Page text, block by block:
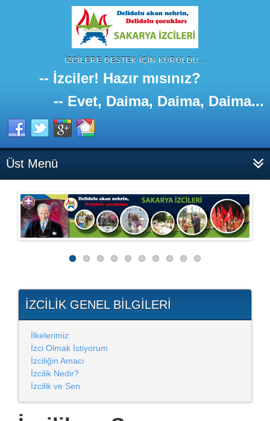
İZCILERE DESTEK IÇIN KURULDU...
-- İzciler! Hazır mısınız?
-- Evet, Daima, Daima, Daima...
Üst Menü
İZCILIK GENEL BILGILERI
İlkelerimiz
İzci Olmak İstiyorum
İzciliğin Amacı
İzcilik Nedir?
İzcilik ve Sen